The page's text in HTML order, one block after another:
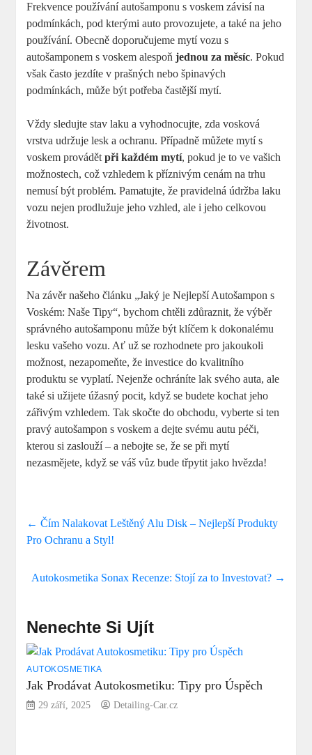
Frekvence používání autošamponu s voskem závisí na
podmínkách, pod kterými auto provozujete, a také na jeho
používání. Obecně doporučujeme mytí vozu s
autošamponem s voskem alespoňjednou za měsíc. Pokud
však často jezdíte v prašných nebo špinavých
podmínkách, může být potřeba častější mytí.
Vždy sledujte stav laku a vyhodnocujte, zda vosková
vrstva udržuje lesk a ochranu. Případně můžete mytí s
voskem provádětpři každém mytí, pokud je to ve vašich
možnostech, což vzhledem k příznivým cenám na trhu
nemusí být problém. Pamatujte, že pravidelná údržba laku
vozu nejen prodlužuje jeho vzhled, ale i jeho celkovou
životnost.
Závěrem
Na závěr našeho článku „Jaký je Nejlepší Autošampon s
Voském: Naše Tipy“, bychom chtěli zdůraznit, že výběr
správného autošamponu může být klíčem k dokonalému
lesku vašeho vozu. Ať už se rozhodnete pro jakoukoli
možnost, nezapomeňte, že investice do kvalitního
produktu se vyplatí. Nejenže ochráníte lak svého auta, ale
také si užijete úžasný pocit, když se budete kochat jeho
zářivým vzhledem. Tak skočte do obchodu, vyberte si ten
pravý autošampon s voskem a dejte svému autu péči,
kterou si zaslouží – a nebojte se, že se při mytí
nezasmějete, když se váš vůz bude třpytit jako hvězda!
← Čím Nalakovat Leštěný Alu Disk – Nejlepší Produkty
Pro Ochranu a Styl!
Autokosmetika Sonax Recenze: Stojí za to Investovat? →
Nenechte Si Ujít
AUTOKOSMETIKA
Jak Prodávat Autokosmetiku: Tipy pro Úspěch
29 září, 2025 Detailing-Car.cz